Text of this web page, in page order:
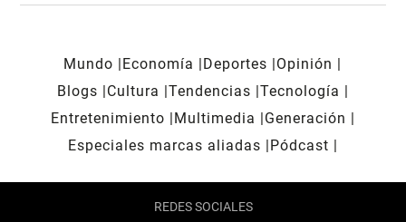
Mundo Economía Deportes
Opinión
Blogs
Cultura Tendencias Tecnología
Entretenimiento
Multimedia
Generación
Especiales marcas aliadas
Pódcast
REDES SOCIALES